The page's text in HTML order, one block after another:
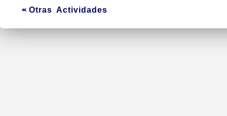
Otras Actividades